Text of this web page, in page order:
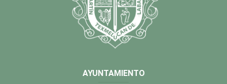
AYUNTAMIENTO